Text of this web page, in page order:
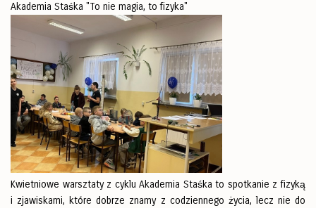
Akademia Staśka "To nie magia, to fizyka"
Kwietniowe warsztaty z cyklu Akademia Staśka to spotkanie z fizyką
i zjawiskami, które dobrze znamy z codziennego życia, lecz nie do